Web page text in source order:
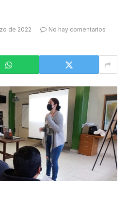
de 2022
No hay comentarios